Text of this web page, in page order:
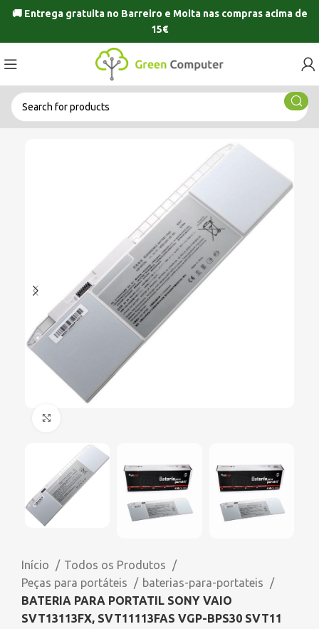
🚚 Entrega gratuita no Barreiro e Moitanas compras acima de
15€
Início
Todos os Produtos
Peças para portáteis
baterias-para-portateis
BATERIA PARA PORTATIL SONY VAIO
SVT13113FX, SVT11113FAS VGP-BPS30 SVT11